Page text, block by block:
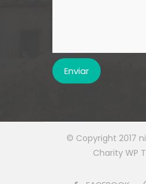
© Copyright 2017
Charity WP